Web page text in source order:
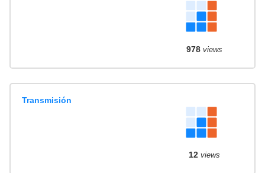
978views
Transmisión
12views